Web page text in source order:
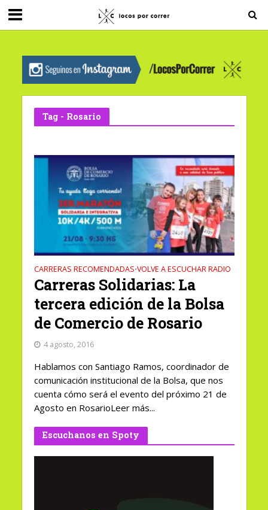
G-0X2PD3RFLV
Tag - Rosario
CARRERAS RECOMENDADAS•VOLVE A ESCUCHAR RADIO
Carreras Solidarias: La
tercera edición de la Bolsa
de Comercio de Rosario
4 agosto, 2016
Hablamos con Santiago Ramos, coordinador de
comunicación institucional de la Bolsa, que nos
cuenta cómo será el evento del próximo 21 de
Agosto en RosarioLeer más...
Escuchanos en Spoty